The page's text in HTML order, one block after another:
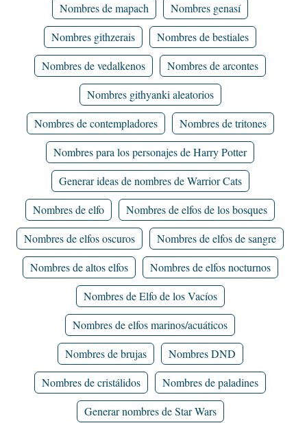
Nombres de mapach
Nombres genasí
Nombres githzerais
Nombres de bestiales
Nombres de vedalkenos
Nombres de arcontes
Nombres githyanki aleatorios
Nombres de contempladores
Nombres de tritones
Nombres para los personajes de Harry Potter
Generar ideas de nombres de Warrior Cats
Nombres de elfo
Nombres de elfos de los bosques
Nombres de elfos oscuros
Nombres de elfos de sangre
Nombres de altos elfos
Nombres de elfos nocturnos
Nombres de Elfo de los Vacíos
Nombres de elfos marinos/acuáticos
Nombres de brujas
Nombres DND
Nombres de cristálidos
Nombres de paladines
Generar nombres de Star Wars